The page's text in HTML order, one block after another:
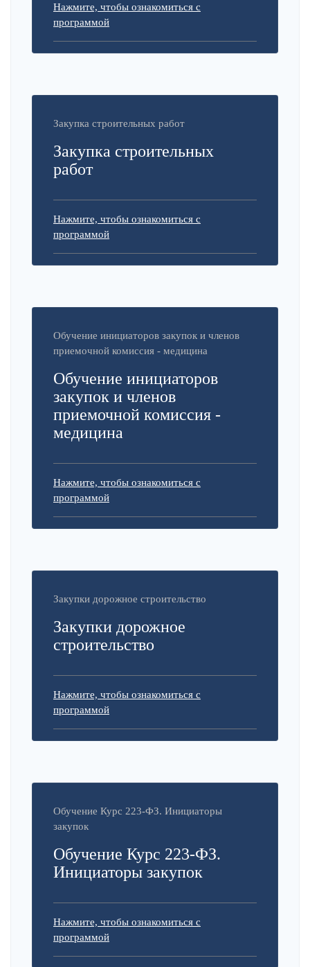
Нажмите, чтобы ознакомиться с
программой
Закупка строительных работ
Закупка строительных
работ
Нажмите, чтобы ознакомиться с
программой
Обучение инициаторов закупок и членов
приемочной комиссия - медицина
Обучение инициаторов
закупок и членов
приемочной комиссия -
медицина
Нажмите, чтобы ознакомиться с
программой
Закупки дорожное строительство
Закупки дорожное
строительство
Нажмите, чтобы ознакомиться с
программой
Обучение Курс 223-ФЗ. Инициаторы
закупок
Обучение Курс 223-ФЗ.
Инициаторы закупок
Нажмите, чтобы ознакомиться с
программой